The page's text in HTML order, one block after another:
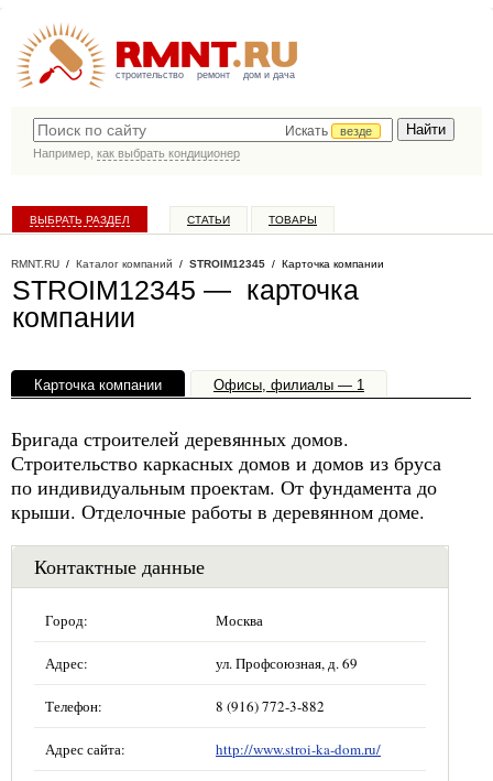
строительство ремонт дом и дача
Искать
везде
Например, как выбрать кондиционер
ВЫБРАТЬ РАЗДЕЛ СТАТЬИ ТОВАРЫ
RMNT.RU / Каталог компаний / STROIM12345 / Карточка компании
STROIM12345 — карточка
компании
Карточка компании Офисы, филиалы — 1
Бригада строителей деревянных домов.
Строительство каркасных домов и домов из бруса
по индивидуальным проектам. От фундамента до
крыши. Отделочные работы в деревянном доме.
Контактные данные
Город: Москва
Адрес: ул. Профсоюзная, д. 69
Телефон: 8 (916) 772-3-882
Адрес сайта: http://www.stroi-ka-dom.ru/